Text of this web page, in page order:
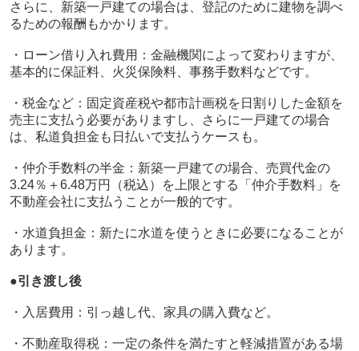
さらに、新築一戸建ての場合は、登記のために建物を調べ
るための報酬もかかります。
・ローン借り入れ費用：金融機関によって変わりますが、
基本的に保証料、火災保険料、事務手数料などです。
・税金など：固定資産税や都市計画税を日割りした金額を
売主に支払う必要がありますし、さらに一戸建ての場合
は、私道負担金も日払いで支払うケースも。
・仲介手数料の半金：新築一戸建ての場合、売買代金の
3.24％＋6.48万円（税込）を上限とする「仲介手数料」を
不動産会社に支払うことが一般的です。
・水道負担金：新たに水道を使うときに必要になることが
あります。
●引き渡し後
・入居費用：引っ越し代、家具の購入費など。
・不動産取得税：一定の条件を満たすと軽減措置がある場